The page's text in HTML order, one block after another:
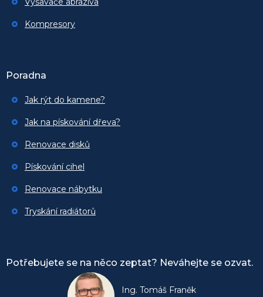
Kompresory
Poradna
Jak rýt do kamene?
Jak na pískování dřeva?
Renovace disků
Pískování cihel
Renovace nábytku
Tryskání radiátorů
Potřebujete se na něco zeptat? Neváhejte se ozvat.
Ing. Tomáš Franěk